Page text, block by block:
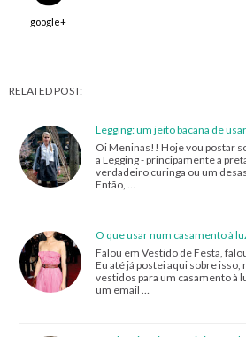
google+
RELATED POST:
Legging: um jeito bacana de usar
Oi Meninas!! Hoje vou postar
a Legging - principamente a
verdadeiro curinga ou um
Então, …
O que usar num casamento à
Falou em Vestido de Festa,
Eu até já postei aqui sobre isso,
vestidos para um casamento à
um email …